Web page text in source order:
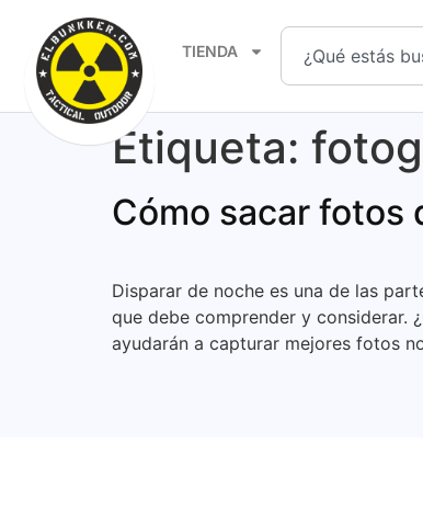
TIENDA
Etiqueta:
Cómo sacar fotos
Disparar de noche es una de las
que debe comprender y considerar.
ayudarán a capturar mejores fotos